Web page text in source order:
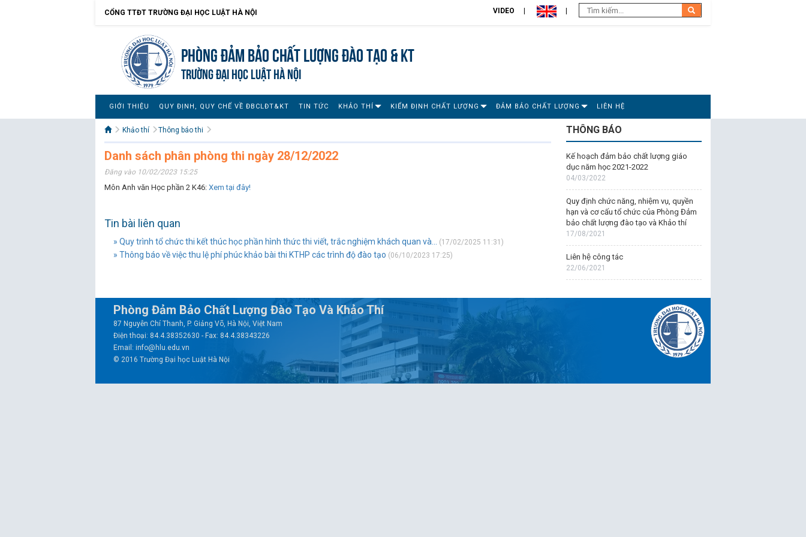
CỔNG TTĐT TRƯỜNG ĐẠI HỌC LUẬT HÀ NỘI VIDEO
Phòng Đảm bảo chất lượng đào tạo & KT
TRƯỜNG ĐẠI HỌC LUẬT HÀ NỘI
GIỚI THIỆU QUY ĐỊNH, QUY CHẾ VỀ ĐBCLĐT&KT TIN TỨC KHẢO THÍ KIỂM ĐỊNH CHẤT LƯỢNG ĐẢM BẢO CHẤT LƯỢNG LIÊN HỆ
Khảo thí Thông báo thi
Danh sách phân phòng thi ngày 28/12/2022
Đăng vào 10/02/2023 15:25
Môn Anh văn Học phần 2 K46: Xem tại đây!
Tin bài liên quan
» Quy trình tổ chức thi kết thúc học phần hình thức thi viết, trắc nghiệm khách quan và... (17/02/2025 11:31)
» Thông báo về việc thu lệ phí phúc khảo bài thi KTHP các trình độ đào tạo (06/10/2023 17:25)
THÔNG BÁO
Kế hoạch đảm bảo chất lượng giáo
dục năm học 2021-2022
04/03/2022
Quy định chức năng, nhiệm vụ, quyền
hạn và cơ cấu tổ chức của Phòng Đảm
bảo chất lượng đào tạo và Khảo thí
17/08/2021
Liên hệ công tác
22/06/2021
Phòng Đảm Bảo Chất Lượng Đào Tạo Và Khảo Thí
87 Nguyễn Chí Thanh, P. Giảng Võ, Hà Nội, Việt Nam
Điện thoại: 84.4.38352630 - Fax: 84.4.38343226
Email: info@hlu.edu.vn
© 2016 Trường Đại học Luật Hà Nội